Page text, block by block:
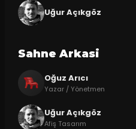
Uğur Açıkgöz
Sahne Arkasi
Oğuz Arıcı
Yazar / Yönetmen
Uğur Açıkgöz
Afiş Tasarım